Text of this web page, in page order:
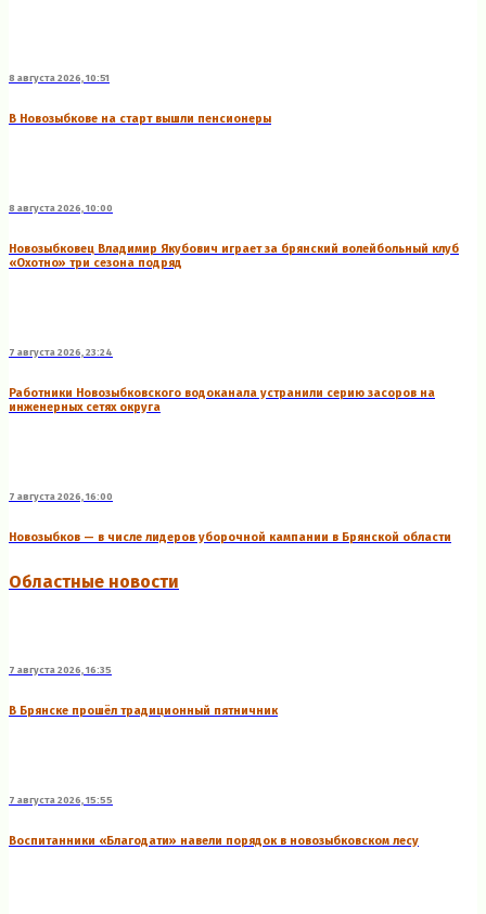
8 августа 2026, 10:51
В Новозыбкове на старт вышли пенсионеры
8 августа 2026, 10:00
Новозыбковец Владимир Якубович играет за брянский волейбольный клуб
«Охотно» три сезона подряд
7 августа 2026, 23:24
Работники Новозыбковского водоканала устранили серию засоров на
инженерных сетях округа
7 августа 2026, 16:00
Новозыбков — в числе лидеров уборочной кампании в Брянской области
Областные новости
7 августа 2026, 16:35
В Брянске прошёл традиционный пятничник
7 августа 2026, 15:55
Воспитанники «Благодати» навели порядок в новозыбковском лесу